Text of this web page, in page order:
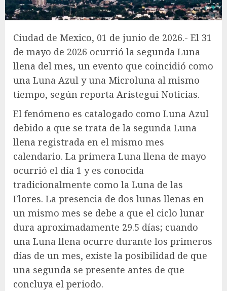
Ciudad de Mexico, 01 de junio de 2026.- El 31
de mayo de 2026 ocurrió la segunda Luna
llena del mes, un evento que coincidió como
una Luna Azul y una Microluna al mismo
tiempo, según reporta Aristegui Noticias.
El fenómeno es catalogado como Luna Azul
debido a que se trata de la segunda Luna
llena registrada en el mismo mes
calendario. La primera Luna llena de mayo
ocurrió el día 1 y es conocida
tradicionalmente como la Luna de las
Flores. La presencia de dos lunas llenas en
un mismo mes se debe a que el ciclo lunar
dura aproximadamente 29.5 días; cuando
una Luna llena ocurre durante los primeros
días de un mes, existe la posibilidad de que
una segunda se presente antes de que
concluya el periodo.